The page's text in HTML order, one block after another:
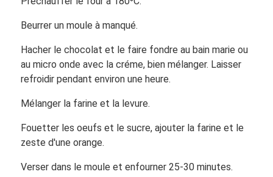
Beurrer un moule à manqué.
Hacher le chocolat et le faire fondre au bain marie ou
au micro onde avec la créme, bien mélanger. Laisser
refroidir pendant environ une heure.
Mélanger la farine et la levure.
Fouetter les oeufs et le sucre, ajouter la farine et le
zeste d'une orange.
Verser dans le moule et enfourner 25-30 minutes.